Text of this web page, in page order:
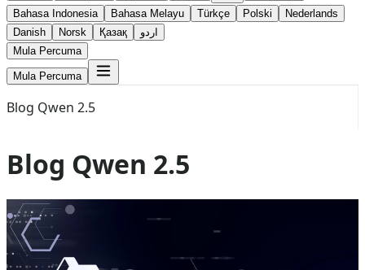
Bahasa Indonesia
Bahasa Melayu Türkçe Polski
Nederlands
Danish
Norsk Қазақ
اردو
Mula Percuma
Mula Percuma
Blog Qwen 2.5
Blog Qwen 2.5